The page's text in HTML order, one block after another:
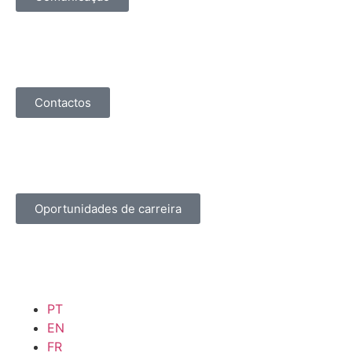
Contactos
Oportunidades de carreira
PT
EN
FR